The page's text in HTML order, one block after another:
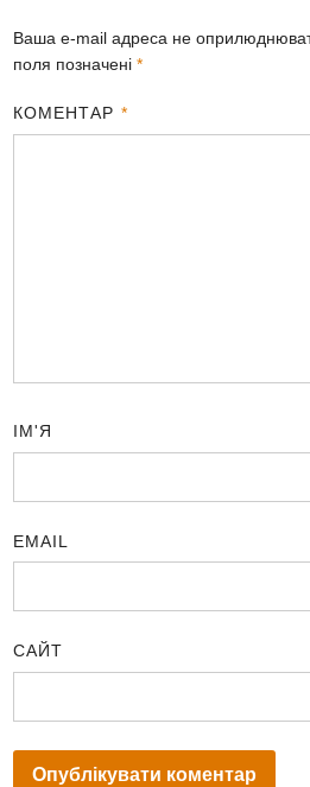
Ваша e-mail адреса не
поля позначені*
КОМЕНТАР *
ІМ'Я
EMAIL
САЙТ